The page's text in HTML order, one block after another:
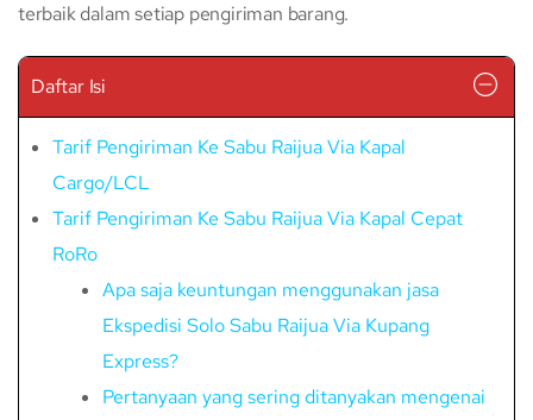
terbaik dalam setiap pengiriman barang.
Daftar Isi
Tarif Pengiriman Ke Sabu Raijua Via Kapal
Cargo/LCL
Tarif Pengiriman Ke Sabu Raijua Via Kapal Cepat
RoRo
Apa saja keuntungan menggunakan jasa
Ekspedisi Solo Sabu Raijua Via Kupang
Express?
Pertanyaan yang sering ditanyakan mengenai